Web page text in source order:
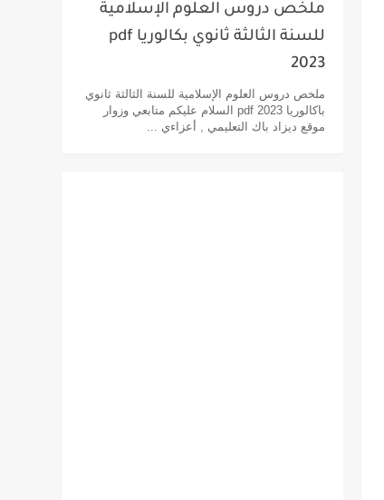
ملخص دروس العلوم الإسلامية
للسنة الثالثة ثانوي بكالوريا pdf
2023
ملخص دروس العلوم الإسلامية للسنة الثالثة ثانوي
باكالوريا pdf 2023 السلام عليكم متابعي وزوار
موقع ديزاد باك التعليمي , أعزاءي ...